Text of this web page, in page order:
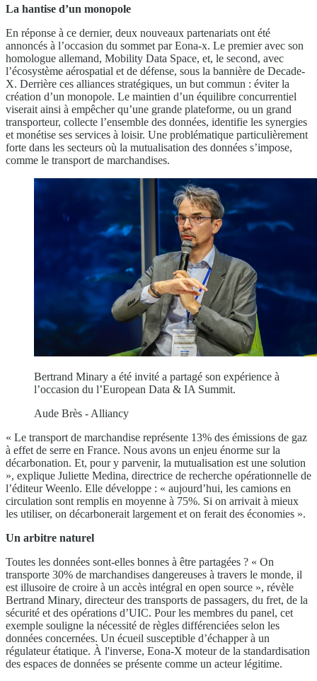
La hantise d’un monopole
En réponse à ce dernier, deux nouveaux partenariats ont été
annoncés à l’occasion du sommet par Eona-x. Le premier avec son
homologue allemand, Mobility Data Space, et, le second, avec
l’écosystème aérospatial et de défense, sous la bannière de Decade-
X. Derrière ces alliances stratégiques, un but commun : éviter la
création d’un monopole. Le maintien d’un équilibre concurrentiel
viserait ainsi à empêcher qu’une grande plateforme, ou un grand
transporteur, collecte l’ensemble des données, identifie les synergies
et monétise ses services à loisir. Une problématique particulièrement
forte dans les secteurs où la mutualisation des données s’impose,
comme le transport de marchandises.
Bertrand Minary a été invité a partagé son expérience à
l’occasion du l’European Data & IA Summit.
Aude Brès - Alliancy
« Le transport de marchandise représente 13% des émissions de gaz
à effet de serre en France. Nous avons un enjeu énorme sur la
décarbonation. Et, pour y parvenir, la mutualisation est une solution
», explique Juliette Medina, directrice de recherche opérationnelle de
l’éditeur Weenlo. Elle développe : « aujourd’hui, les camions en
circulation sont remplis en moyenne à 75%. Si on arrivait à mieux
les utiliser, on décarbonerait largement et on ferait des économies ».
Un arbitre naturel
Toutes les données sont-elles bonnes à être partagées ? « On
transporte 30% de marchandises dangereuses à travers le monde, il
est illusoire de croire à un accès intégral en open source », révèle
Bertrand Minary, directeur des transports de passagers, du fret, de la
sécurité et des opérations d’UIC. Pour les membres du panel, cet
exemple souligne la nécessité de règles différenciées selon les
données concernées. Un écueil susceptible d’échapper à un
régulateur étatique. À l'inverse, Eona-X moteur de la standardisation
des espaces de données se présente comme un acteur légitime.